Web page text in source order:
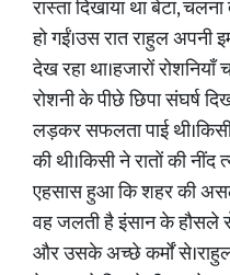
रास्ता दिखाया था बेटा,
हो गईं।उस रात राहुल अपनी
देख रहा था।हजारों
रोशनी के पीछे छिपा संघर्ष
लड़कर सफलता पाई
की थी।किसी ने रातों की
एहसास हुआ कि शहर की
वह जलती है इंसान के हौसले
और उसके अच्छे कर्मों